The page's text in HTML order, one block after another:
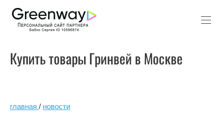
Купить товары Гринвей в Москве
главная / новости